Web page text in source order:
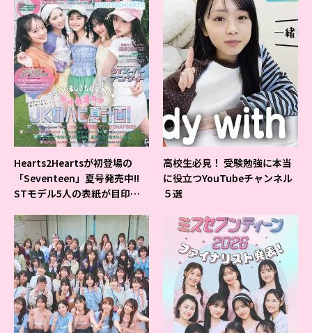
Hearts2Heartsが初登場の
「Seventeen」夏号発売中!!
STモデル5人の表紙が目印だ
高校生必見！ 受験勉強に本当
に役立つYouTubeチャンネル
５選